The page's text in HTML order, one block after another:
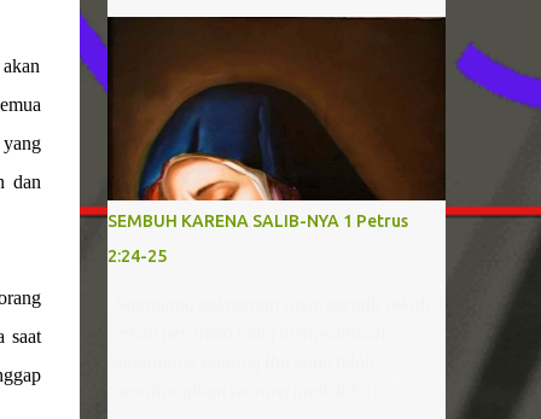
dan
saat
MENGHAMBA SERAHKAN DIRI GENAPI
KARYA-MU Pernahkah saudara mendengar
lagu “JejakMu Tuhan”, lagu yang bercerita
tentang keinginan hati menghamba dan
memahami kehendak Tuhan. Ketika
rasanya hati begitu tenang dan tekad
SEMBUH KARENA SALIB-NYA 1 Petrus
2:24-25